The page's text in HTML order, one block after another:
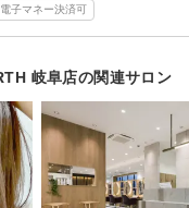
電子マネー決済可
岐阜店の関連サロン